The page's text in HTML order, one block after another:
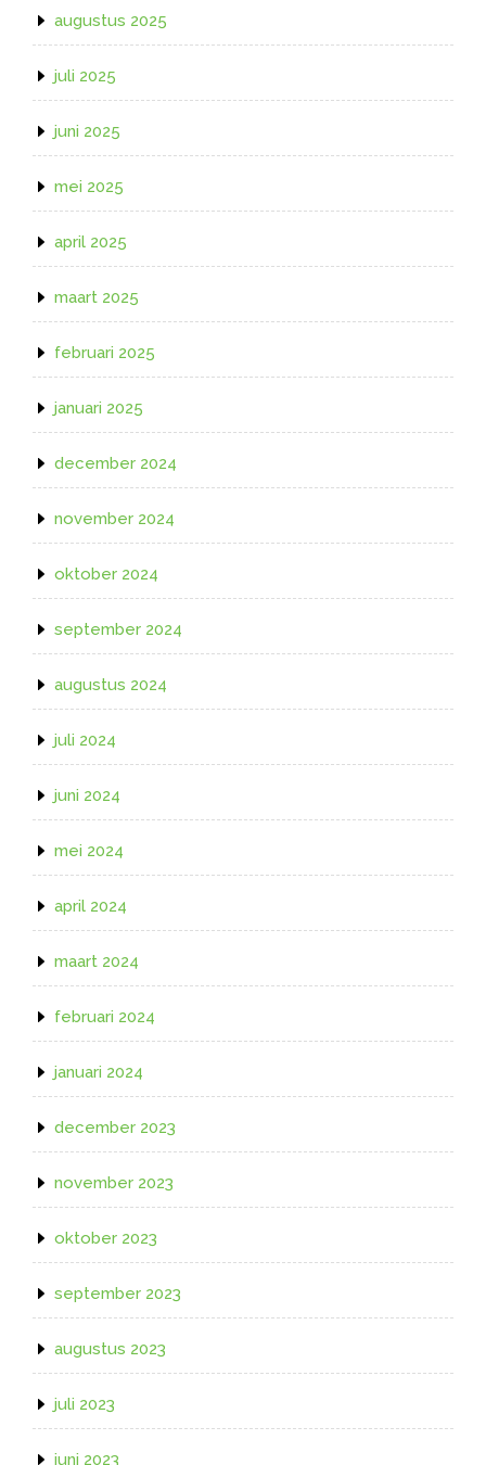
augustus 2025
juli 2025
juni 2025
mei 2025
april 2025
maart 2025
februari 2025
januari 2025
december 2024
november 2024
oktober 2024
september 2024
augustus 2024
juli 2024
juni 2024
mei 2024
april 2024
maart 2024
februari 2024
januari 2024
december 2023
november 2023
oktober 2023
september 2023
augustus 2023
juli 2023
juni 2023